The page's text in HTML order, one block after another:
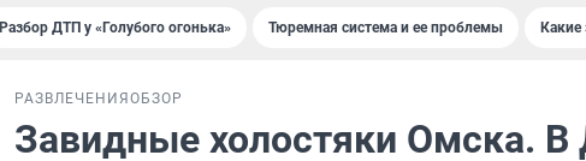
Разбор ДТП у «Голубого огонька» Тюремная система и ее проблемы
РАЗВЛЕЧЕНИЯ ОБЗОР
Завидные холостяки Омска. В